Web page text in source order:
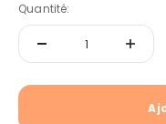
Quantité: